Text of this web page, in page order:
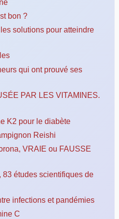
bon ?
solutions pour atteindre
qui ont prouvé ses
PAR LES VITAMINES.
K2 pour le diabète
Reishi
VRAIE ou FAUSSE
études scientifiques de
infections et pandémies
C